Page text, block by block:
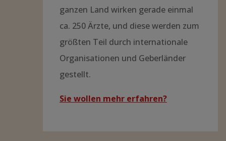
ganzen Land wirken gerade einmal
ca. 250 Ärzte, und diese werden zum
größten Teil durch internationale
Organisationen und Geberländer
gestellt.
Sie wollen mehr erfahren?